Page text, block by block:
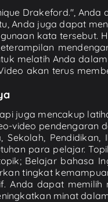
Drakeford.",
Anda juga dapat
kata tersebut.
melatih Anda
akan terus
juga mencakup
video pendengaran
Pendidikan,
para pelajar.
Belajar bahasa
tingkat
dapat
minat